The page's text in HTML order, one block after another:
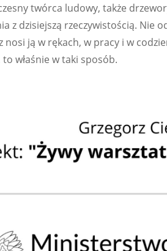
twórca ludowy, także
z dzisiejszą rzeczywistością. Nie
nosi ją w rękach, w pracy i w
właśnie w taki sposób.